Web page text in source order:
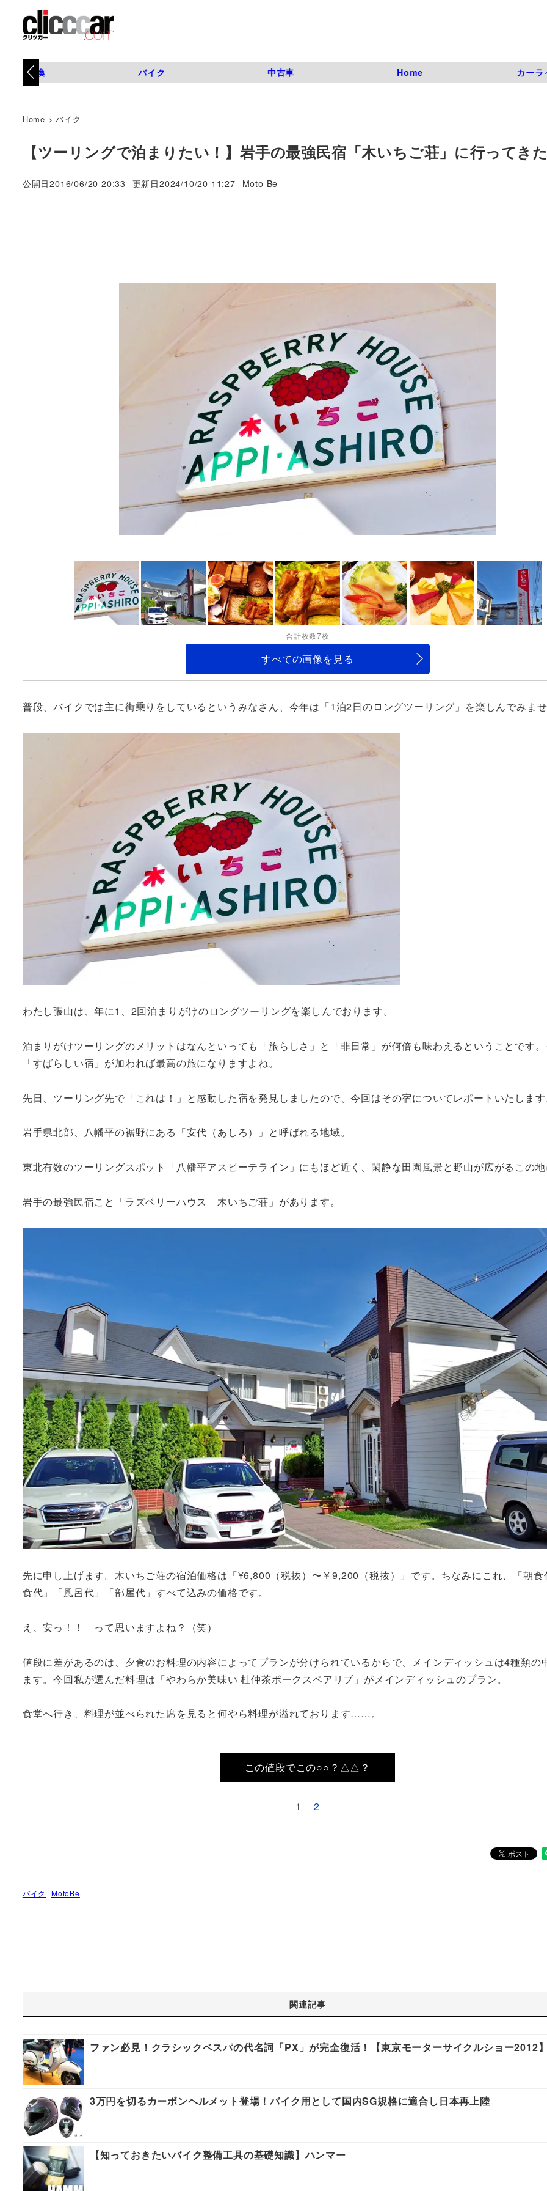
タイヤ交換 バイク 中古車 Home カーラ
Home >バイク
【ツーリングで泊まりたい！】岩手の最強民宿「木いちご荘」に行ってき
公開日2016/06/20 20:33 更新日2024/10/20 11:27
著
Moto Be
合計枚数7枚
すべての画像を見る
普段、バイクでは主に街乗りをしているというみなさん、今年は「1泊2日のロングツーリング」を楽しんでみま
わたし張山は、年に1、2回泊まりがけのロングツーリングを楽しんでおります。
泊まりがけツーリングのメリットはなんといっても「旅らしさ」と「非日常」が何倍も味わえるということです
「すばらしい宿」が加われば最高の旅になりますよね。
先日、ツーリング先で「これは！」と感動した宿を発見しましたので、今回はその宿についてレポートいたしま
岩手県北部、八幡平の裾野にある「安代（あしろ）」と呼ばれる地域。
東北有数のツーリングスポット「八幡平アスピーテライン」にもほど近く、閑静な田園風景と野山が広がるこの
岩手の最強民宿こと「ラズベリーハウス 木いちご荘」があります。
先に申し上げます。木いちご荘の宿泊価格は「¥6,800（税抜）〜￥9,200（税抜）」です。ちなみにこれ、「朝食
食代」「風呂代」「部屋代」すべて込みの価格です。
え、安っ！！ って思いますよね？（笑）
値段に差があるのは、夕食のお料理の内容によってプランが分けられているからで、メインディッシュは4種類の
ます。今回私が選んだ料理は「やわらか美味い 杜仲茶ポークスペアリブ」がメインディッシュのプラン。
食堂へ行き、料理が並べられた席を見ると何やら料理が溢れております……。
この値段でこの○○？△△？
1 2
バイク MotoBe
関連記事
ファン必見！クラシックベスパの代名詞「PX」が完全復活！【東京モーターサイクルショー2012
3万円を切るカーボンヘルメット登場！バイク用として国内SG規格に適合し日本再上陸
【知っておきたいバイク整備工具の基礎知識】ハンマー